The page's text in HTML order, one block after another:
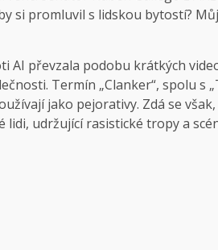
si promluvil s lidskou bytostí?
převzala podobu krátkých
Termín „Clanker“, spolu s
jako pejorativy. Zdá se
udržující rasistické tropy a